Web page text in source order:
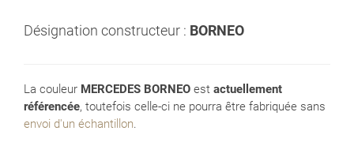
Désignation constructeur : BORNEO
La couleur MERCEDES BORNEO est actuellement
référencée, toutefois celle-ci ne pourra être fabriquée sans
envoi d'un échantillon.